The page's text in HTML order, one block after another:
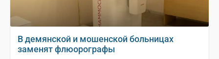
В демянской и мошенской больницах
заменят флюорографы